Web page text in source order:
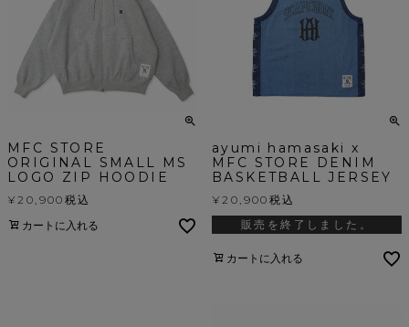
MFC STORE
ORIGINAL SMALL MS
LOGO ZIP HOODIE
¥ 20,900 税込
カートに入れる
ayumi hamasaki x
MFC STORE DENIM
BASKETBALL JERSEY
¥ 20,900 税込
販売を終了しました。
カートに入れる